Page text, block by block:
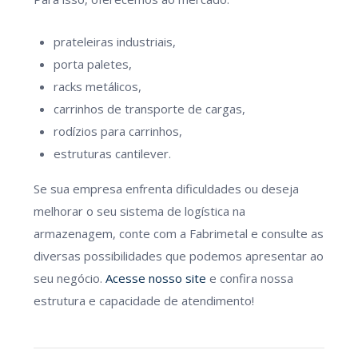
prateleiras industriais,
porta paletes,
racks metálicos,
carrinhos de transporte de cargas,
rodízios para carrinhos,
estruturas cantilever.
Se sua empresa enfrenta dificuldades ou deseja
melhorar o seu sistema de logística na
armazenagem, conte com a Fabrimetal e consulte as
diversas possibilidades que podemos apresentar ao
seu negócio. Acesse nosso site e confira nossa
estrutura e capacidade de atendimento!